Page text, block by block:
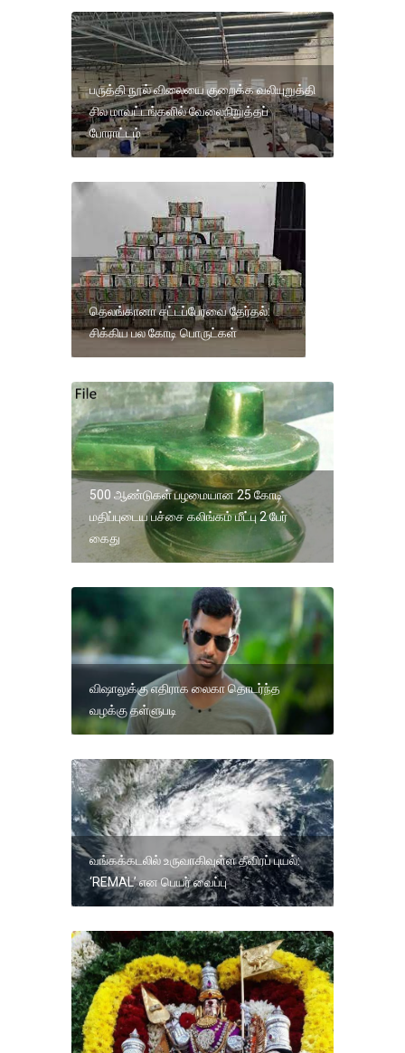
பருத்தி நூல் விலையை குறைக்க வலியுறுத்தி
சில மாவட்டங்களில் வேலைநிறுத்தப்
போராட்டம்
தெலங்கானா சட்டப்பேரவை தேர்தல்:
சிக்கிய பல கோடி பொருட்கள்
500 ஆண்டுகள் பழமையான 25 கோடி
மதிப்புடைய பச்சை கலிங்கம் மீட்பு 2 பேர்
கைது
விஷாலுக்கு எதிராக லைகா தொடர்ந்த
வழக்கு தள்ளுபடி
வங்கக்கடலில் உருவாகிவுள்ள தீவிரப் புயல்:
‘REMAL’ என பெயர் வைப்பு